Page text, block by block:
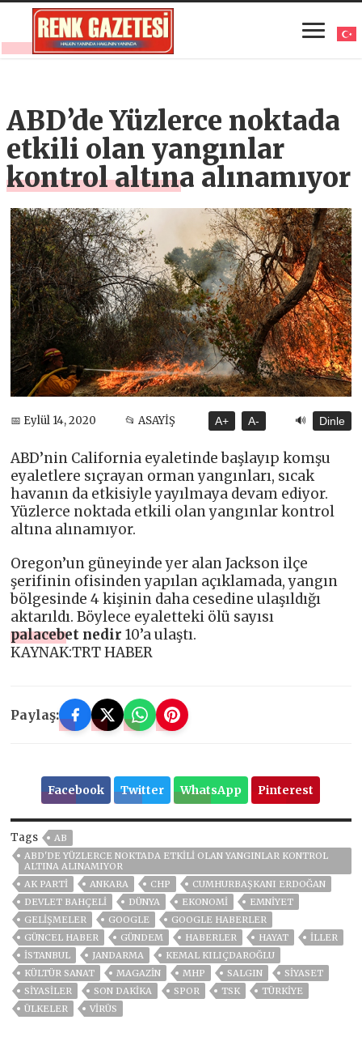
ABD’de Yüzlerce noktada
etkili olan yangınlar
kontrol altına alınamıyor
📅 Eylül 14, 2020 📂 ASAYİŞ A+ A- 🔊 Dinle
ABD’nin California eyaletinde başlayıp komşu
eyaletlere sıçrayan orman yangınları, sıcak
havanın da etkisiyle yayılmaya devam ediyor.
Yüzlerce noktada etkili olan yangınlar kontrol
altına alınamıyor.
Oregon’un güneyinde yer alan Jackson ilçe
şerifinin ofisinden yapılan açıklamada, yangın
bölgesinde 4 kişinin daha cesedine ulaşıldığı
aktarıldı. Böylece eyaletteki ölü sayısı
palacebet nedir 10’a ulaştı.
KAYNAK:TRT HABER
Paylaş:
Facebook Twitter WhatsApp Pinterest
Tags
AB
ABD'DE YÜZLERCE NOKTADA ETKILI OLAN YANGINLAR KONTROL
ALTINA ALINAMIYOR
AK PARTİ
ANKARA CHP
CUMHURBAŞKANI ERDOĞAN
DEVLET BAHÇELİ
DÜNYA EKONOMİ
EMNİYET
GELIŞMELER
GOOGLE
GOOGLE HABERLER
GÜNCEL HABER
GÜNDEM HABERLER HAYAT
İLLER
ISTANBUL
JANDARMA
KEMAL KILIÇDAROĞLU
KÜLTÜR SANAT
MAGAZİN MHP SALGIN
SİYASET
SİYASİLER
SON DAKIKA SPOR TSK
TÜRKİYE
ÜLKELER
VIRÜS